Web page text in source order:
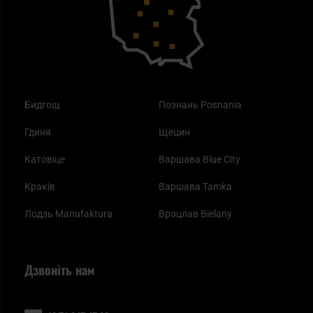
Бидгощ
Гдиня
Катовіце
Краків
Лодзь Manufaktura
Познань Posnania
Щецин
Варшава Blue City
Варшава Tamka
Вроцлав Bielany
Найкращі спальні мішки на осінь
Дзвоніть нам